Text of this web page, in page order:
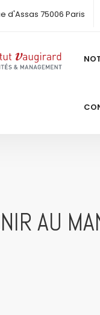
d'Assas 75006 Paris
AU